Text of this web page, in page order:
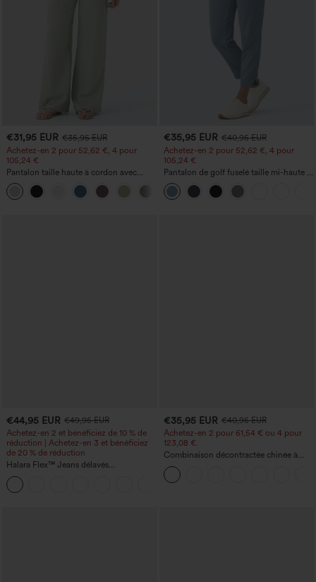
€31,95 EUR €35,95 EUR
Achetez-en 2 pour 52,62 €, 4 pour
105,24 €
Pantalon taille haute à cordon avec
poches, jambe large et coupe ample,
style décontracté, effet lin
+15
€35,95 EUR €40,95 EUR
Achetez-en 2 pour 52,62 €, 4 pour
105,24 €
Pantalon de golf fuselé taille mi-haute à
cordon, ourlet incurvé, séchage rapide,
avec poches — UPF40+
€44,95 EUR €49,95 EUR
Achetez-en 2 et bénéficiez de 10 % de
réduction | Achetez-en 3 et bénéficiez
de 20 % de réduction
Halara Flex™ Jeans délavés
décontractés, coupe baggy à jambe
large, taille basse asymétrique, poches
zippées
€35,95 EUR €40,95 EUR
Achetez-en 2 pour 61,54 € ou 4 pour
123,08 €.
Combinaison décontractée chinée à
bretelles réglables, fronces et jambes
larges, avec poches — facile comme
tout